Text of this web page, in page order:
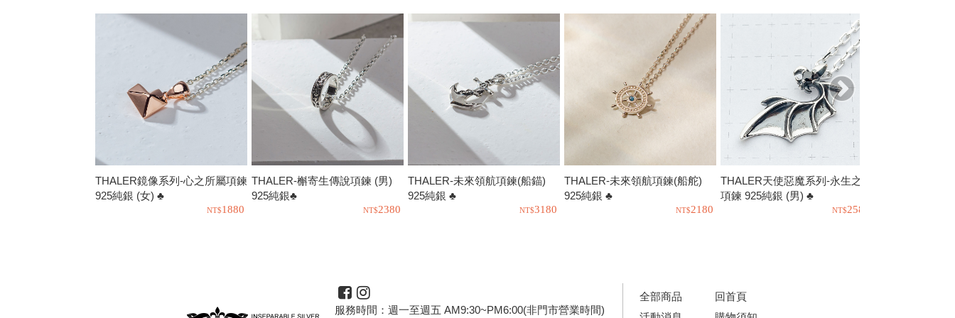
THALER鏡像系列-心之所屬項鍊
925純銀 (女) ♣
1880
THALER-槲寄生傳說項鍊 (男)
925純銀♣
2380
THALER-未來領航項鍊(船錨)
925純銀 ♣
3180
THALER-未來領航項鍊(船舵)
925純銀 ♣
2180
THALER天使惡魔系列-永生之絆
項鍊 925純銀 (男) ♣
2580
服務時間：週一至週五 AM9:30~PM6:00(非門市營業時間)
全部商品
回首頁